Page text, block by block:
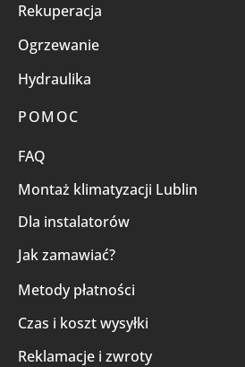
Rekuperacja
Ogrzewanie
Hydraulika
POMOC
FAQ
Montaż klimatyzacji Lublin
Dla instalatorów
Jak zamawiać?
Metody płatności
Czas i koszt wysyłki
Reklamacje i zwroty